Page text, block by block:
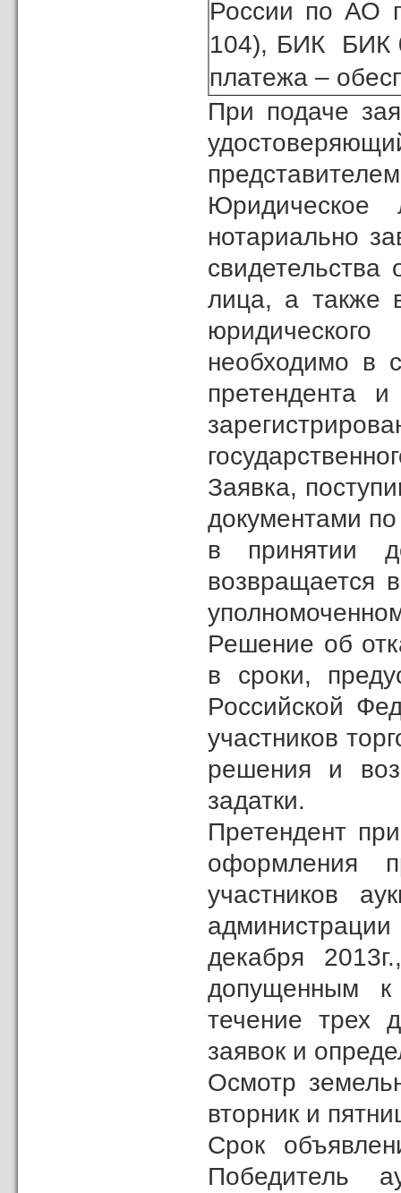
России по АО
104), БИК БИК
платежа –
При подаче
Юридическое
нотариально
свидетельства
лица, а также
необходимо в
претендента и
Заявка,
документами по
в принятии
возвращается
Решение об
в сроки,
Российской
участников
решения и
задатки.
Претендент
оформления
участников
декабря
допущенным
течение трех
заявок и
Осмотр
вторник и
Cрок
Победитель